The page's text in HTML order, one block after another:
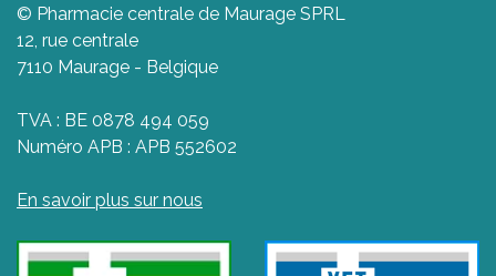
© Pharmacie centrale de Maurage SPRL
12, rue centrale
7110 Maurage - Belgique
TVA : BE 0878 494 059
Numéro APB : APB 552602
En savoir plus sur nous